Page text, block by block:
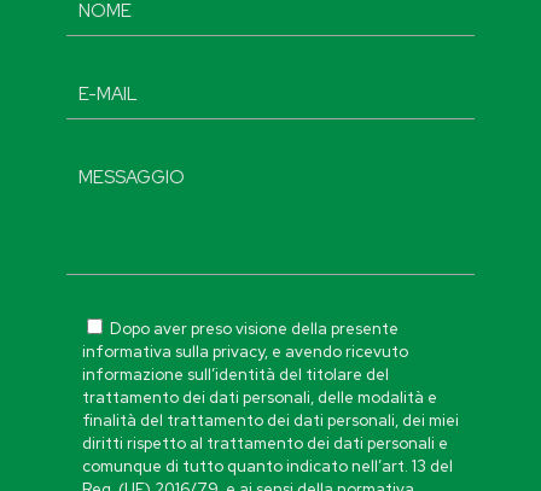
Dopo aver preso visione della presente
informativa sulla privacy, e avendo ricevuto
informazione sull’identità del titolare del
trattamento dei dati personali, delle modalità e
finalità del trattamento dei dati personali, dei miei
diritti rispetto al trattamento dei dati personali e
comunque di tutto quanto indicato nell’art. 13 del